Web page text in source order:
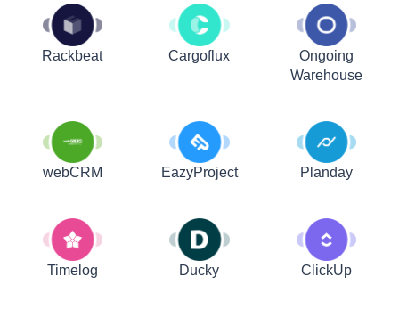
Rackbeat Cargoflux
Ongoing
Warehouse
webCRM EazyProject Planday
Timelog Ducky ClickUp